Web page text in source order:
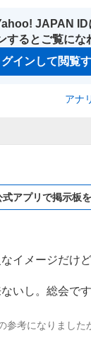
JAPAN ID
するとご覧にな
グインして閲覧
アナ
式アプリで掲示板
イメージだけ
いし。総会で
参考になりました